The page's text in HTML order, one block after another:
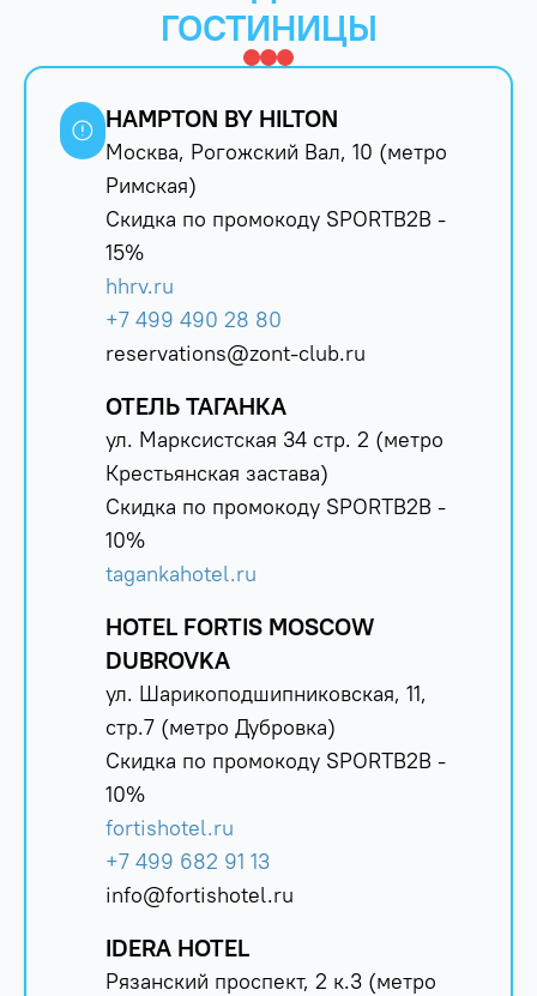
ГОСТИНИЦЫ
HAMPTON BY HILTON
Москва, Рогожский Вал, 10 (метро
Римская)
Скидка по промокоду SPORTB2B -
15%
hhrv.ru
+7 499 490 28 80
reservations@zont-club.ru
ОТЕЛЬ ТАГАНКА
ул. Марксистская 34 стр. 2 (метро
Крестьянская застава)
Скидка по промокоду SPORTB2B -
10%
tagankahotel.ru
HOTEL FORTIS MOSCOW
DUBROVKA
ул. Шарикоподшипниковская, 11,
стр.7 (метро Дубровка)
Скидка по промокоду SPORTB2B -
10%
fortishotel.ru
+7 499 682 91 13
info@fortishotel.ru
IDERA HOTEL
Рязанский проспект, 2 к.3 (метро